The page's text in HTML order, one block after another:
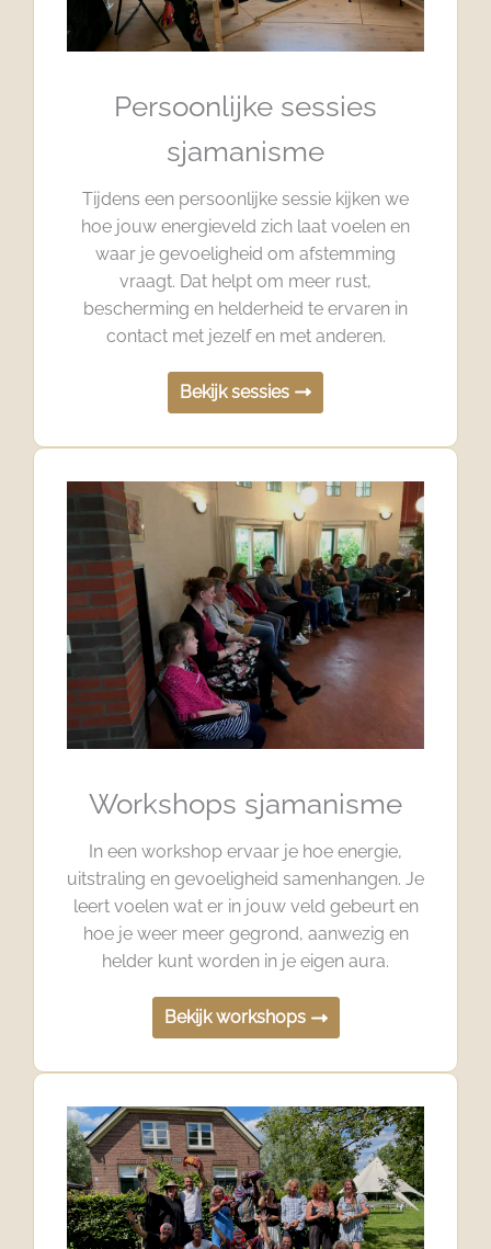
Persoonlijke sessies
sjamanisme
Tijdens een persoonlijke sessie kijken we
hoe jouw energieveld zich laat voelen en
waar je gevoeligheid om afstemming
vraagt. Dat helpt om meer rust,
bescherming en helderheid te ervaren in
contact met jezelf en met anderen.
Bekijk sessies
Workshops sjamanisme
In een workshop ervaar je hoe energie,
uitstraling en gevoeligheid samenhangen. Je
leert voelen wat er in jouw veld gebeurt en
hoe je weer meer gegrond, aanwezig en
helder kunt worden in je eigen aura.
Bekijk workshops